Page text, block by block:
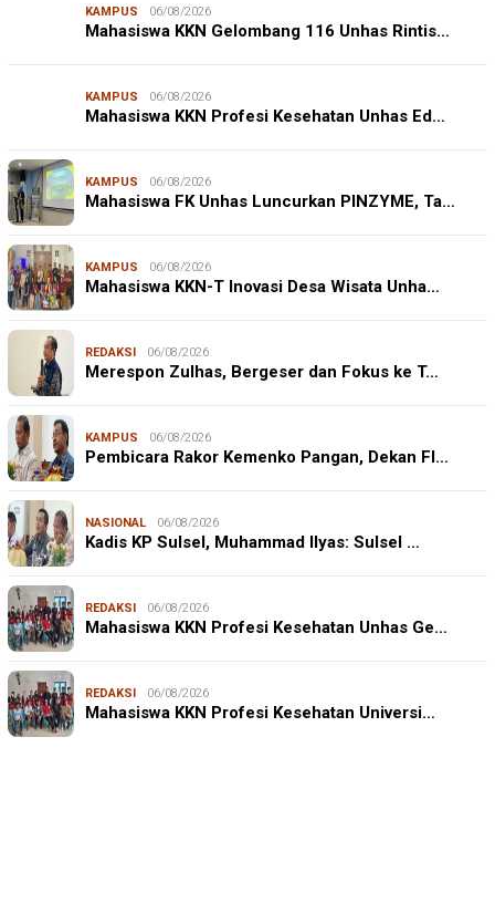
KAMPUS 06/08/2026
Mahasiswa KKN Gelombang 116 Unhas Rintis…
KAMPUS 06/08/2026
Mahasiswa KKN Profesi Kesehatan Unhas Ed…
KAMPUS 06/08/2026
Mahasiswa FK Unhas Luncurkan PINZYME, Ta…
KAMPUS 06/08/2026
Mahasiswa KKN-T Inovasi Desa Wisata Unha…
REDAKSI 06/08/2026
Merespon Zulhas, Bergeser dan Fokus ke T…
KAMPUS 06/08/2026
Pembicara Rakor Kemenko Pangan, Dekan FI…
NASIONAL 06/08/2026
Kadis KP Sulsel, Muhammad Ilyas: Sulsel …
REDAKSI 06/08/2026
Mahasiswa KKN Profesi Kesehatan Unhas Ge…
REDAKSI 06/08/2026
Mahasiswa KKN Profesi Kesehatan Universi…
JURNALISME WARGA 06/08/2026
Mahasiswa KKN-T Unhas Edukasi Warga Desa Buae
Kenali Mikroorganisme Baik dan Jahat untuk Cegah